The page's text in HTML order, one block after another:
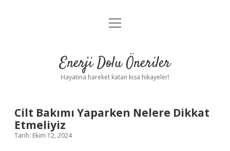
Anasayfa
Yasal Uyarı
menüyü
Enerji Dolu Öneriler
Hayatına hareket katan kısa hikayeler!
Cilt Bakımı Yaparken Nelere Dikkat
Etmeliyiz
Tarih: Ekim 12, 2024